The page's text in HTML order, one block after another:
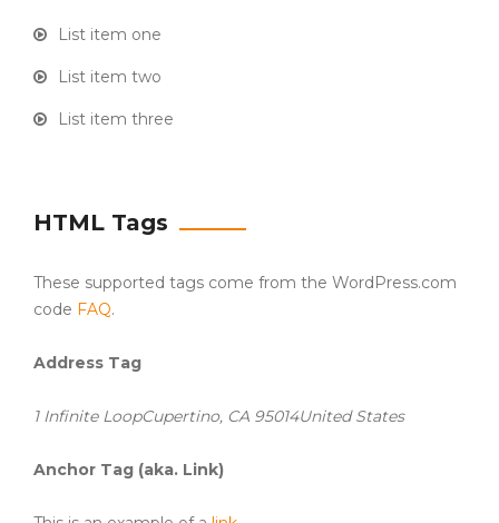
List item one
List item two
List item three
HTML Tags
These supported tags come from the WordPress.com
code FAQ.
Address Tag
1 Infinite LoopCupertino, CA 95014United States
Anchor Tag (aka. Link)